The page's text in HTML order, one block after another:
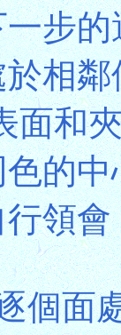
步
相
面和
的
領
個面